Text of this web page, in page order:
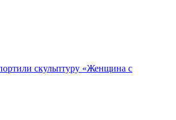
скульптуру «Женщина с